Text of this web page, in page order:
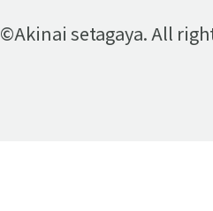
©Akinai setagaya. All